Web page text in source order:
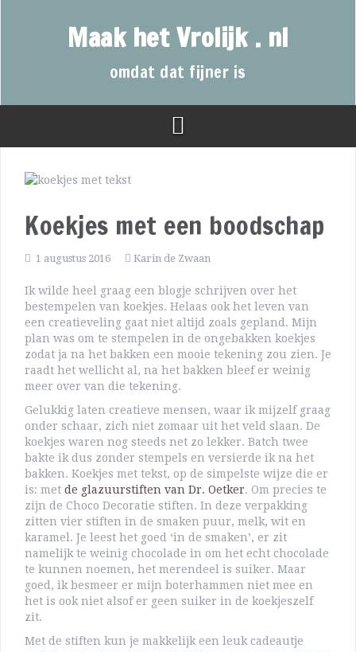
Maak het Vrolijk . nl
omdat dat fijner is
Koekjes met een boodschap
1 augustus 2016 Karin de Zwaan
Ik wilde heel graag een blogje schrijven over het
bestempelen van koekjes. Helaas ook het leven van
een creatieveling gaat niet altijd zoals gepland. Mijn
plan was om te stempelen in de ongebakken koekjes
zodat ja na het bakken een mooie tekening zou zien. Je
raadt het wellicht al, na het bakken bleef er weinig
meer over van die tekening.
Gelukkig laten creatieve mensen, waar ik mijzelf graag
onder schaar, zich niet zomaar uit het veld slaan. De
koekjes waren nog steeds net zo lekker. Batch twee
bakte ik dus zonder stempels en versierde ik na het
bakken. Koekjes met tekst, op de simpelste wijze die er
is: met de glazuurstiften van Dr. Oetker. Om precies te
zijn de Choco Decoratie stiften. In deze verpakking
zitten vier stiften in de smaken puur, melk, wit en
karamel. Je leest het goed ‘in de smaken’, er zit
namelijk te weinig chocolade in om het echt chocolade
te kunnen noemen, het merendeel is suiker. Maar
goed, ik besmeer er mijn boterhammen niet mee en
het is ook niet alsof er geen suiker in de koekjeszelf
zit.
Met de stiften kun je makkelijk een leuk cadeautje